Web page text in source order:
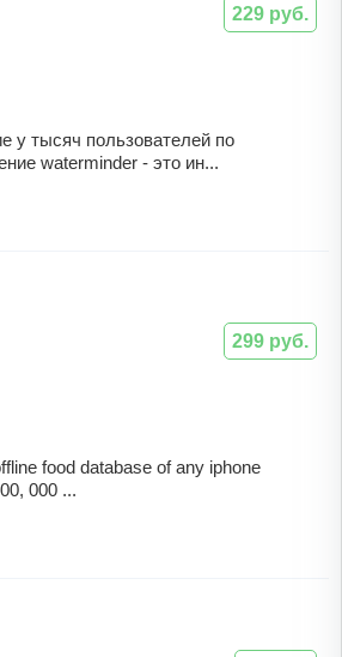
у тысяч пользователей по
waterminder - это ин...
229 руб.
food database of any iphone
000 ...
299 руб.